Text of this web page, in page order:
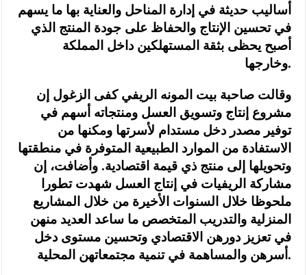
أساليب حديثة في إدارة المناحل والعناية بها ما يسهم
في تحسين الإنتاج والحفاظ على جودة المنتج الذي
أصبح يحظى بثقة المستهلكين داخل المملكة
وخارجها.
وقالت صاحبة بيت المونه الريفي كفى الزغول إن
مشروع إنتاج وتسويق العسل ومنتجاته أسهم في
توفير مصدر دخل مستدام لأسرتها ومكنها من
الاستفادة من الموارد الطبيعية المتوفرة في منطقتها
وتحويلها إلى منتج ذي قيمة اقتصادية. وأضافت، إن
مشاركة الريفيات في إنتاج العسل شهدت تطورا
ملحوظا خلال السنوات الأخيرة من خلال المشاريع
المنزلية والتدريب المتخصص ما ساعد العديد منهن
في تعزيز دورهن الاقتصادي وتحسين مستوى دخل
أسرهن والمساهمة في تنمية مجتمعاتهن المحلية.